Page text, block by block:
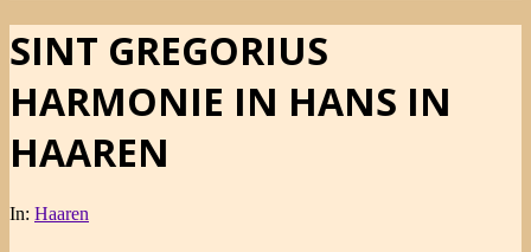
SINT GREGORIUS
HARMONIE IN HANS IN
HAAREN
In: Haaren